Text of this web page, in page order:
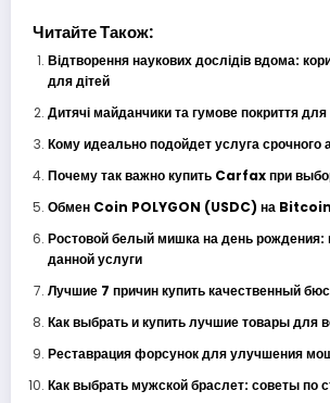
Читайте Також:
Відтворення наукових дослідів вдома:
для дітей
Дитячі майданчики та гумове покриття для
Кому идеально подойдет услуга срочного
Почему так важно купить Carfax при
Обмен Coin POLYGON (USDC) на
Ростовой белый мишка на день рождения:
данной услуги
Лучшие 7 причин купить качественный
Как выбрать и купить лучшие товары для
Реставрация форсунок для улучшения
Как выбрать мужской браслет: советы по